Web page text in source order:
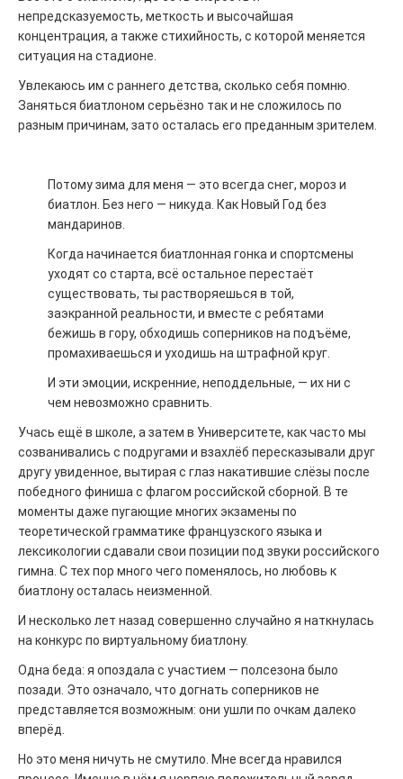
непредсказуемость, меткость и высочайшая
концентрация, а также стихийность, с которой меняется
ситуация на стадионе.
Увлекаюсь им с раннего детства, сколько себя помню.
Заняться биатлоном серьёзно так и не сложилось по
разным причинам, зато осталась его преданным зрителем.
Потому зима для меня — это всегда снег, мороз и
биатлон. Без него — никуда. Как Новый Год без
мандаринов.
Когда начинается биатлонная гонка и спортсмены
уходят со старта, всё остальное перестаёт
существовать, ты растворяешься в той,
заэкранной реальности, и вместе с ребятами
бежишь в гору, обходишь соперников на подъёме,
промахиваешься и уходишь на штрафной круг.
И эти эмоции, искренние, неподдельные, — их ни с
чем невозможно сравнить.
Учась ещё в школе, а затем в Университете, как часто мы
созванивались с подругами и взахлёб пересказывали друг
другу увиденное, вытирая с глаз накатившие слёзы после
победного финиша с флагом российской сборной. В те
моменты даже пугающие многих экзамены по
теоретической грамматике французского языка и
лексикологии сдавали свои позиции под звуки российского
гимна. С тех пор много чего поменялось, но любовь к
биатлону осталась неизменной.
И несколько лет назад совершенно случайно я наткнулась
на конкурс по виртуальному биатлону.
Одна беда: я опоздала с участием — полсезона было
позади. Это означало, что догнать соперников не
представляется возможным: они ушли по очкам далеко
вперёд.
Но это меня ничуть не смутило. Мне всегда нравился